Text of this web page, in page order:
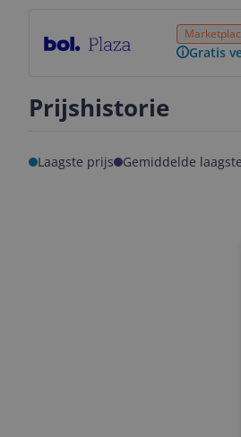
Gratis
Prijshistorie
Laagste prijs Gemiddelde